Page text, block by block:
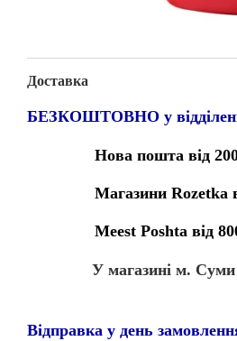
Доставка
БЕЗКОШТОВНО у
Нова пошта від
Магазини Rozetka
Meest Poshta від
У магазині м. Суми
Відправка у день